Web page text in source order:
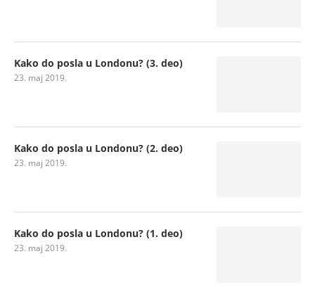
Kako do posla u Londonu? (3. deo)
23. maj 2019.
Kako do posla u Londonu? (2. deo)
23. maj 2019.
Kako do posla u Londonu? (1. deo)
23. maj 2019.